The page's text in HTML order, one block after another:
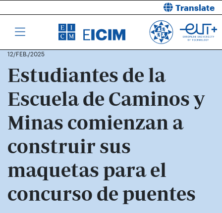
Translate
12/FEB./2025
Estudiantes de la
Escuela de Caminos y
Minas comienzan a
construir sus
maquetas para el
concurso de puentes